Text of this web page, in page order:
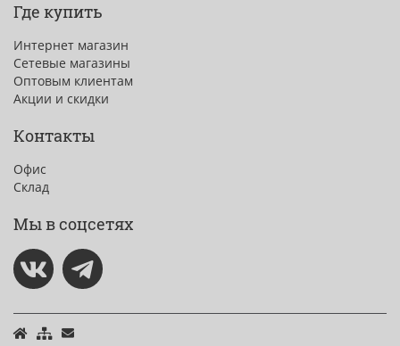
Где купить
Интернет магазин
Сетевые магазины
Оптовым клиентам
Акции и скидки
Контакты
Офис
Склад
Мы в соцсетях